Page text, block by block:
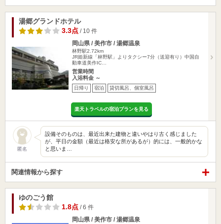
湯郷グランドホテル
3.3点 / 10 件
岡山県 / 美作市 / 湯郷温泉
林野駅2.72km
JR姫新線「林野駅」よりタクシー7分（送迎有り）中国自
動車道美作IC…
営業時間
入浴料金 ～
日帰り 宿泊 貸切風呂、個室風呂
楽天トラベルの宿泊プランを見る
匿名
設備そのものは、最近出来た建物と違いやはり古く感じました
が、平日の金額（最近は格安な所があるが）的には、一般的かな
と思いま…
関連情報から探す
ゆのごう館
1.8点 / 6 件
岡山県 / 美作市 / 湯郷温泉